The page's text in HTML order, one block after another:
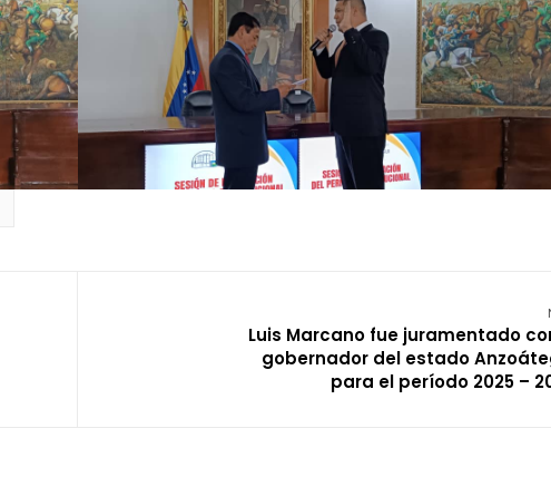
Luis Marcano fue juramentado
gobernador del estado
para el período 2025 –